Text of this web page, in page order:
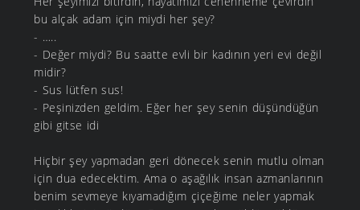
bu alçak adam için miydi her şey?
- …..
- Değer miydi? Bu saatte evli bir kadının yeri evi değil
midir?
- Sus lütfen sus!
- Peşinizden geldim. Eğer her şey senin düşündüğün
gibi gitse idi
Hiçbir şey yapmadan geri dönecek senin mutlu olman
için dua edecektim. Ama o aşağılık insan azmanlarının
benim sevmeye kıyamadığım çiçeğime neler yapmak